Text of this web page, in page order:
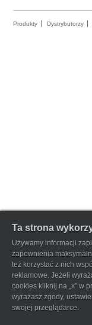
Ta strona
Używamy informacji
zapewnienia
też korzystać z nich
reklamowe. Jeżeli
cookies kliknij na „x” w
wyrażasz zgody,
swojej przeglądarce.
Produkty Dystrybutorzy